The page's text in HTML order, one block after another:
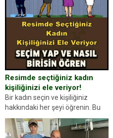
Resimde seçtiğiniz kadın
kişiliğinizi ele veriyor!
Bir kadın seçin ve kişiliğiniz
hakkındaki her şeyi öğrenin. Bu
kez karşınıza oldukça farklı bir
kişilik testiyle çıkıyoruz. Resimde